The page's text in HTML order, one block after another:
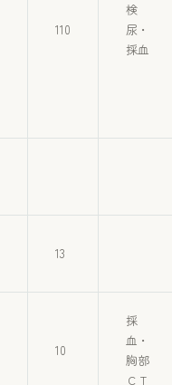
110
検
尿・
採血
13
10
採
血・
胸部
ＣＴ